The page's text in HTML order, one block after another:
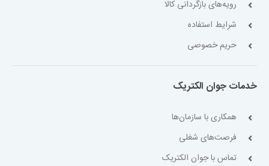
رویه‌های بازگردانی کالا
شرایط استفاده
حریم خصوصی
خدمات جوان الکتریک
همکاری با سازمان‌ها
فرصت‌های شغلی
تماس با جوان الکتریک